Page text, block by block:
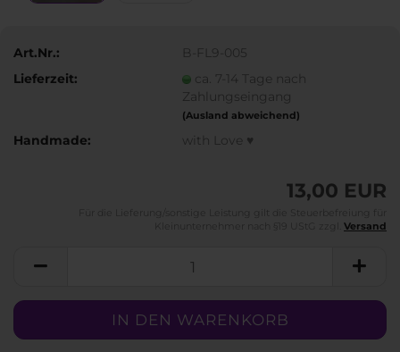
Art.Nr.:
B-FL9-005
Lieferzeit:
ca. 7-14 Tage nach
Zahlungseingang
(Ausland abweichend)
Handmade: with Love ♥
13,00 EUR
Versand